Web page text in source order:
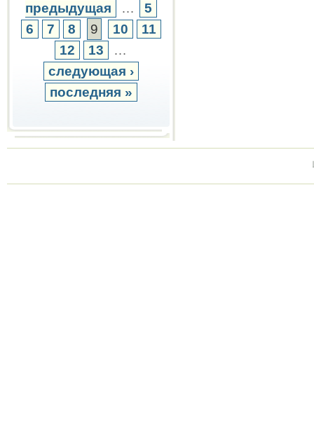
предыдущая
…
5
6
7 8 9 10
11
12
13
…
следующая ›
последняя »